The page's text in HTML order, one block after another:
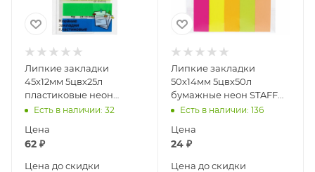
Липкие закладки
45х12мм 5цвх25л
пластиковые неон
Attache Selection 383728
Есть в наличии: 32
Цена
62 ₽
Цена до скидки
Липкие закладки
50х14мм 5цвх50л
бумажные неон STAFF
129359
Есть в наличии: 136
Цена
24₽
Цена до скидки